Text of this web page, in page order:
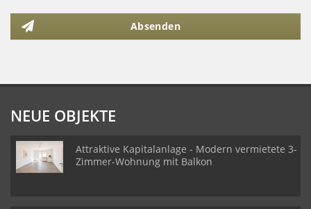
Absenden
NEUE OBJEKTE
Attraktive Kapitalanlage - Modern vermietete 3-
Zimmer-Wohnung mit Balkon